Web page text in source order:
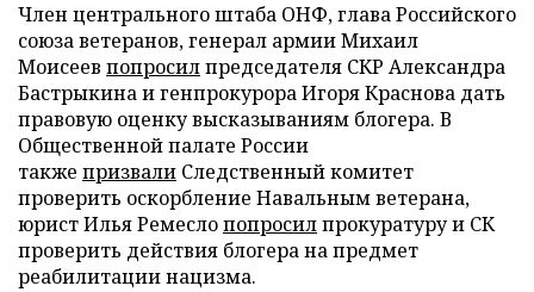
Член центрального штаба ОНФ, глава Российского
союза ветеранов, генерал армии Михаил
Моисеев попросилпредседателя СКР Александра
Бастрыкина и генпрокурора Игоря Краснова дать
правовую оценку высказываниям блогера. В
Общественной палате России
также призвали Следственный комитет
проверить оскорбление Навальным ветерана,
юрист Илья Ремеслопопросилпрокуратуру и СК
проверить действия блогера на предмет
реабилитации нацизма.